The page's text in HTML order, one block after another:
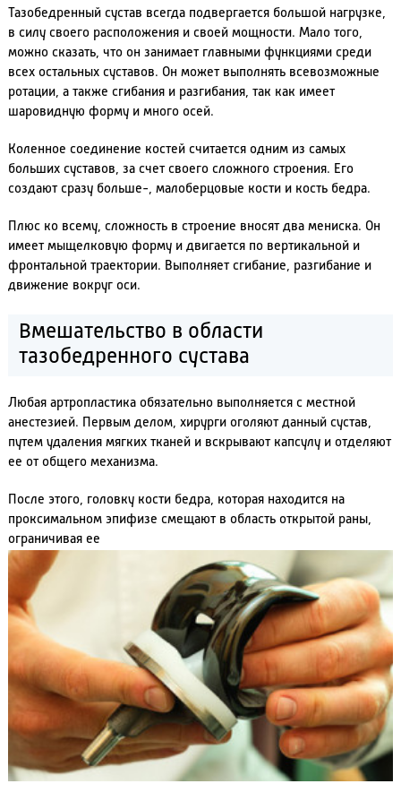
Тазобедренный сустав всегда подвергается большой нагрузке,
в силу своего расположения и своей мощности. Мало того,
можно сказать, что он занимает главными функциями среди
всех остальных суставов. Он может выполнять всевозможные
ротации, а также сгибания и разгибания, так как имеет
шаровидную форму и много осей.
Коленное соединение костей считается одним из самых
больших суставов, за счет своего сложного строения. Его
создают сразу больше-, малоберцовые кости и кость бедра.
Плюс ко всему, сложность в строение вносят два мениска. Он
имеет мыщелковую форму и двигается по вертикальной и
фронтальной траектории. Выполняет сгибание, разгибание и
движение вокруг оси.
Вмешательство в области
тазобедренного сустава
Любая артропластика обязательно выполняется с местной
анестезией. Первым делом, хирурги оголяют данный сустав,
путем удаления мягких тканей и вскрывают капсулу и отделяют
ее от общего механизма.
После этого, головку кости бедра, которая находится на
проксимальном эпифизе смещают в область открытой раны,
ограничивая ее